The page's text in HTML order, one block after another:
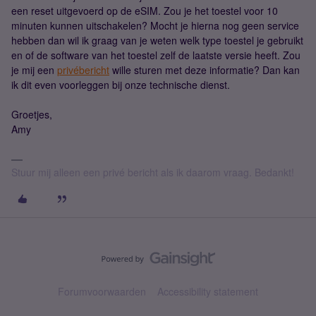
een reset uitgevoerd op de eSIM. Zou je het toestel voor 10
minuten kunnen uitschakelen? Mocht je hierna nog geen service
hebben dan wil ik graag van je weten welk type toestel je gebruikt
en of de software van het toestel zelf de laatste versie heeft. Zou
je mij een privébericht wille sturen met deze informatie? Dan kan
ik dit even voorleggen bij onze technische dienst.
Groetjes,
Amy
Stuur mij alleen een privé bericht als ik daarom vraag. Bedankt!
Forumvoorwaarden Accessibility statement